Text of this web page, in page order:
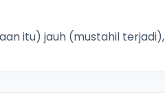
itu) jauh (mustahil terjadi),